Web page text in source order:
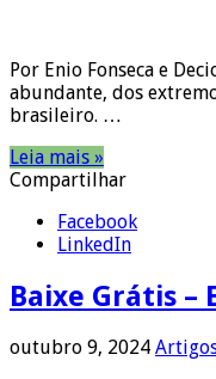
Por Enio Fonseca e
abundante, dos
brasileiro. …
Leia mais »
Compartilhar
Facebook
LinkedIn
Baixe Grátis –
outubro 9, 2024